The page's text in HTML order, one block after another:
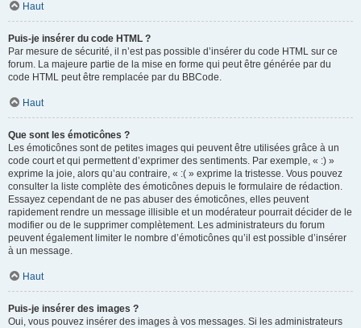
Haut
Puis-je insérer du code HTML ?
Par mesure de sécurité, il n’est pas possible d’insérer du code HTML sur ce
forum. La majeure partie de la mise en forme qui peut être générée par du
code HTML peut être remplacée par du BBCode.
Haut
Que sont les émoticônes ?
Les émoticônes sont de petites images qui peuvent être utilisées grâce à un
code court et qui permettent d’exprimer des sentiments. Par exemple, « :) »
exprime la joie, alors qu’au contraire, « :( » exprime la tristesse. Vous pouvez
consulter la liste complète des émoticônes depuis le formulaire de rédaction.
Essayez cependant de ne pas abuser des émoticônes, elles peuvent
rapidement rendre un message illisible et un modérateur pourrait décider de le
modifier ou de le supprimer complètement. Les administrateurs du forum
peuvent également limiter le nombre d’émoticônes qu’il est possible d’insérer
à un message.
Haut
Puis-je insérer des images ?
Oui, vous pouvez insérer des images à vos messages. Si les administrateurs